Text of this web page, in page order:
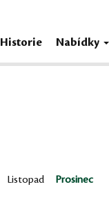
Historie Nabídky
Listopad Prosinec